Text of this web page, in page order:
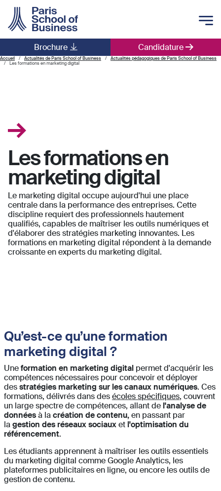
Candidature
Brochure
Main navigation
Accueil Actualités de Paris School of Business
Actualités pédagogiques de Paris School of Business
Les formations en marketing digital
Les formations en
marketing digital
Le marketing digital occupe aujourd'hui une place
centrale dans la performance des entreprises. Cette
discipline requiert des professionnels hautement
qualifiés, capables de maîtriser les outils numériques et
d'élaborer des stratégies marketing innovantes. Les
formations en marketing digital répondent à la demande
croissante en experts du marketing digital.
Qu’est-ce qu’une formation
marketing digital ?
Uneformation en marketing digital permet d'acquérir les
compétences nécessaires pour concevoir et déployer
desstratégies marketing sur les canaux numériques. Ces
formations, délivrés dans desécoles spécifiques, couvrent
un large spectre de compétences, allant de l'analyse de
donnéesà lacréation de contenu,en passant par
lagestion des réseaux sociauxet l'optimisation du
référencement.
Les étudiants apprennent à maîtriser les outils essentiels
du marketing digital comme Google Analytics, les
plateformes publicitaires en ligne, ou encore les outils de
gestion de contenu.